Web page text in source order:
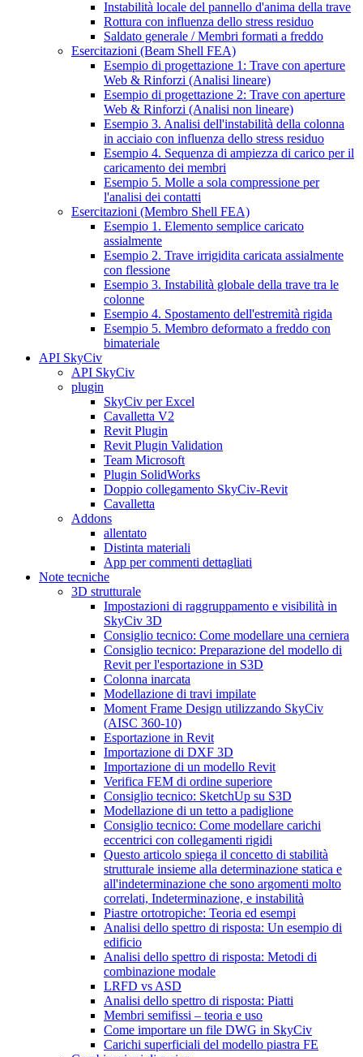
Instabilità locale del pannello d'anima della trave
Rottura con influenza dello stress residuo
Saldato generale / Membri formati a freddo
Esercitazioni (Beam Shell FEA)
Esempio di progettazione 1: Trave con aperture
Web & Rinforzi (Analisi lineare)
Esempio di progettazione 2: Trave con aperture
Web & Rinforzi (Analisi non lineare)
Esempio 3. Analisi dell'instabilità della colonna
in acciaio con influenza dello stress residuo
Esempio 4. Sequenza di ampiezza di carico per il
caricamento dei membri
Esempio 5. Molle a sola compressione per
l'analisi dei contatti
Esercitazioni (Membro Shell FEA)
Esempio 1. Elemento semplice caricato
assialmente
Esempio 2. Trave irrigidita caricata assialmente
con flessione
Esempio 3. Instabilità globale della trave tra le
colonne
Esempio 4. Spostamento dell'estremità rigida
Esempio 5. Membro deformato a freddo con
bimateriale
API SkyCiv
API SkyCiv
plugin
SkyCiv per Excel
Cavalletta V2
Revit Plugin
Revit Plugin Validation
Team Microsoft
Plugin SolidWorks
Doppio collegamento SkyCiv-Revit
Cavalletta
Addons
allentato
Distinta materiali
App per commenti dettagliati
Note tecniche
3D strutturale
Impostazioni di raggruppamento e visibilità in
SkyCiv 3D
Consiglio tecnico: Come modellare una cerniera
Consiglio tecnico: Preparazione del modello di
Revit per l'esportazione in S3D
Colonna inarcata
Modellazione di travi impilate
Moment Frame Design utilizzando SkyCiv
(AISC 360-10)
Esportazione in Revit
Importazione di DXF 3D
Importazione di un modello Revit
Verifica FEM di ordine superiore
Consiglio tecnico: SketchUp su S3D
Modellazione di un tetto a padiglione
Consiglio tecnico: Come modellare carichi
eccentrici con collegamenti rigidi
Questo articolo spiega il concetto di stabilità
strutturale insieme alla determinazione statica e
all'indeterminazione che sono argomenti molto
correlati, Indeterminazione, e instabilità
Piastre ortotropiche: Teoria ed esempi
Analisi dello spettro di risposta: Un esempio di
edificio
Analisi dello spettro di risposta: Metodi di
combinazione modale
LRFD vs ASD
Analisi dello spettro di risposta: Piatti
Membri semifissi – teoria e uso
Come importare un file DWG in SkyCiv
Carichi superficiali del modello piastra FE